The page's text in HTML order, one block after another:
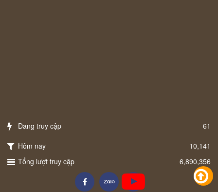
Đang truy cập 61
Hôm nay
10,141
Tổng lượt truy cập
6,890,356